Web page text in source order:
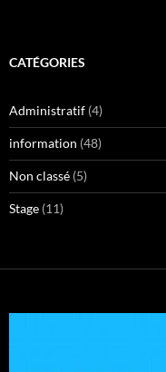
CATÉGORIES
Administratif (4)
information (48)
Non classé (5)
Stage (11)